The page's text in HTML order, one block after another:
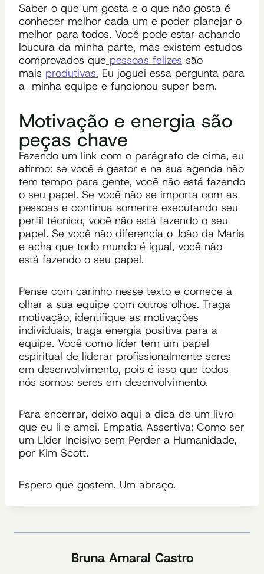
Saber o que um gosta e o que não gosta é
conhecer melhor cada um e poder planejar o
melhor para todos. Você pode estar achando
loucura da minha parte, mas existem estudos
comprovados que pessoas felizes são
mais produtivas. Eu joguei essa pergunta para
a minha equipe e funcionou super bem.
Motivação e energia são
peças chave
Fazendo um link com o parágrafo de cima, eu
afirmo: se você é gestor e na sua agenda não
tem tempo para gente, você não está fazendo
o seu papel. Se você não se importa com as
pessoas e continua somente executando seu
perfil técnico, você não está fazendo o seu
papel. Se você não diferencia o João da Maria
e acha que todo mundo é igual, você não
está fazendo o seu papel.
Pense com carinho nesse texto e comece a
olhar a sua equipe com outros olhos. Traga
motivação, identifique as motivações
individuais, traga energia positiva para a
equipe. Você como líder tem um papel
espiritual de liderar profissionalmente seres
em desenvolvimento, pois é isso que todos
nós somos: seres em desenvolvimento.
Para encerrar, deixo aqui a dica de um livro
que eu li e amei. Empatia Assertiva: Como ser
um Líder Incisivo sem Perder a Humanidade,
por Kim Scott.
Espero que gostem. Um abraço.
Bruna Amaral Castro